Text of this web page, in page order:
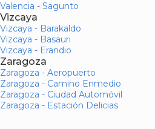
Valencia - Sagunto
Vizcaya
Vizcaya - Barakaldo
Vizcaya - Basauri
Vizcaya - Erandio
Zaragoza
Zaragoza - Aeropuerto
Zaragoza - Camino Enmedio
Zaragoza - Ciudad Automóvil
Zaragoza - Estación Delicias